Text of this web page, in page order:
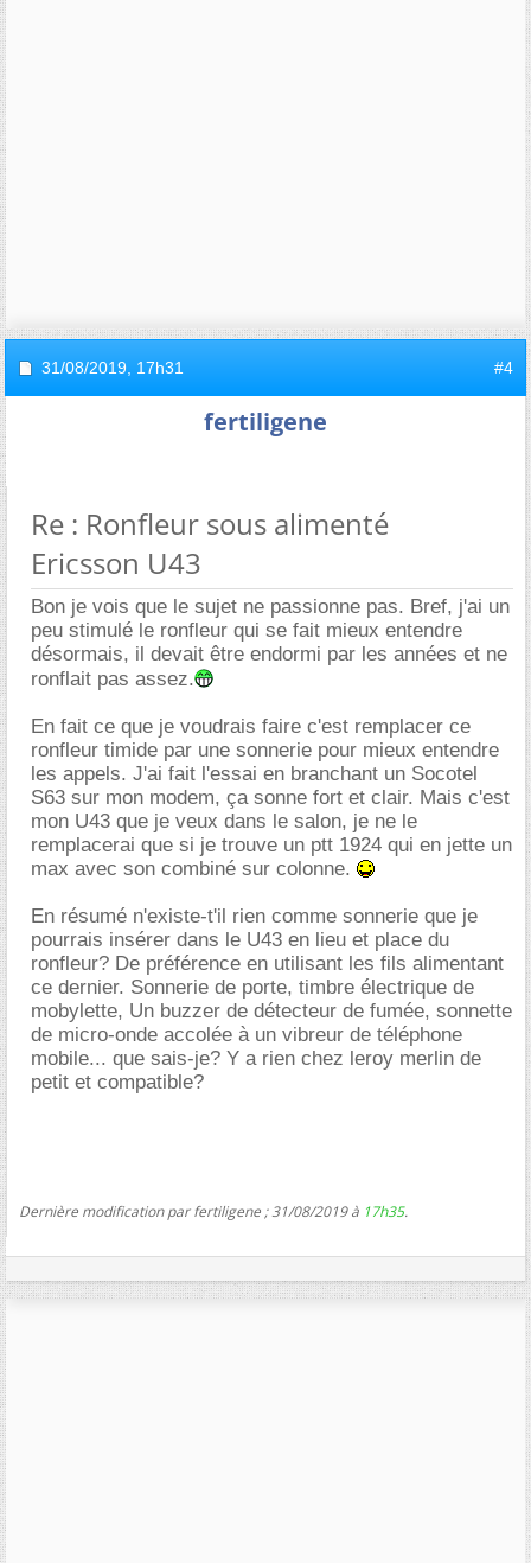
31/08/2019, 17h31 #4
fertiligene
Re : Ronfleur sous alimenté
Ericsson U43
Bon je vois que le sujet ne passionne pas. Bref, j'ai un
peu stimulé le ronfleur qui se fait mieux entendre
désormais, il devait être endormi par les années et ne
ronflait pas assez.
En fait ce que je voudrais faire c'est remplacer ce
ronfleur timide par une sonnerie pour mieux entendre
les appels. J'ai fait l'essai en branchant un Socotel
S63 sur mon modem, ça sonne fort et clair. Mais c'est
mon U43 que je veux dans le salon, je ne le
remplacerai que si je trouve un ptt 1924 qui en jette un
max avec son combiné sur colonne.
En résumé n'existe-t'il rien comme sonnerie que je
pourrais insérer dans le U43 en lieu et place du
ronfleur? De préférence en utilisant les fils alimentant
ce dernier. Sonnerie de porte, timbre électrique de
mobylette, Un buzzer de détecteur de fumée, sonnette
de micro-onde accolée à un vibreur de téléphone
mobile... que sais-je? Y a rien chez leroy merlin de
petit et compatible?
Dernière modification par fertiligene ; 31/08/2019 à 17h35.